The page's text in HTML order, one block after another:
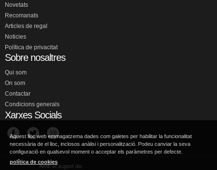
Novetats
Recomanats
Articles de regal
Noticies
Política de privacitat
Sobre nosaltres
Qui som
On som
Contactar
Condicions generals
Xarxes Socials
Aquest lloc web emmagatzema dades com galetes per habilitar la funcionalitat
necessària de el lloc, inclosos anàlisi i personalització. Podeu canviar la seva
configuració en qualsevol moment o acceptar els paràmetres per defecte.
política de cookies